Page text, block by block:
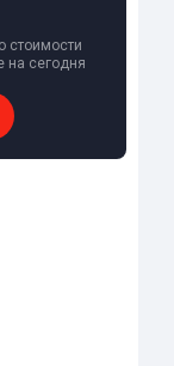
стоимости
на сегодня